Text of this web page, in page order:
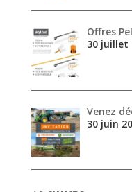
Offres
30 juillet
Venez
30 juin